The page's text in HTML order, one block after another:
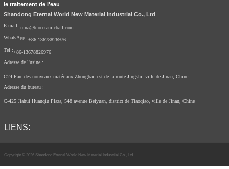
le traitement de l'eau
Shandong Eternal World New Material Industrial Co., Ltd
E-mail :nina@bioceramicball.com
WhatsApp :+86-13678826976
Tél :+86-13678826976
Adresse de l'usine :
C24 Parc des nouveaux matériaux Zhongbai, est de la route Jingshi, ville de Jinan, Chine
Adresse du bureau :
C-425 Jiahui Huanqiu Plaza, 548 avenue Beiyuan, district de Tiaoqiao, ville de Jinan, Chine
LIENS:
Copyright © 2026 Shandong Eternal World New Material Industrial Co., Ltd